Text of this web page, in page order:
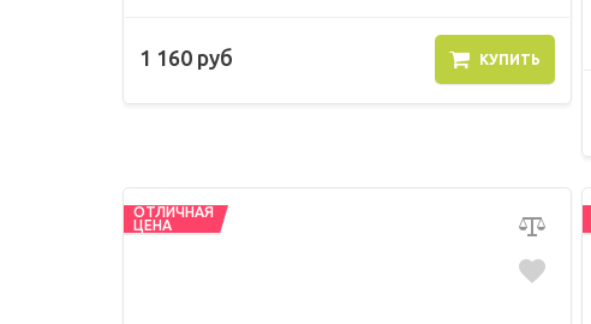
1 160 руб КУПИТЬ
ОТЛИЧНАЯ
ЦЕНА